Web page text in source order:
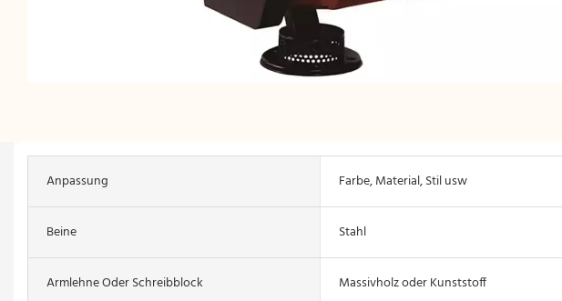
Anpassung Farbe, Material, Stil usw
Beine Stahl
Armlehne Oder Schreibblock Massivholz oder Kunststoff